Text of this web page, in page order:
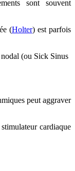
sont souvent
(Holter) est parfois
(ou Sick Sinus
peut aggraver
cardiaque